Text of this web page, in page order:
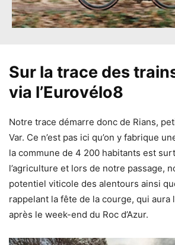
Sur la trace des
via l’Eurovélo8
Notre trace démarre donc de Rians,
Var. Ce n’est pas ici qu’on y fabrique
la commune de 4 200 habitants est
l’agriculture et lors de notre passage,
potentiel viticole des alentours ainsi
rappelant la fête de la courge, qui aura
après le week-end du Roc d’Azur.